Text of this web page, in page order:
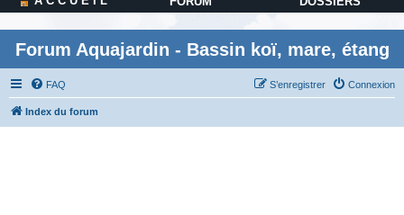
Forum Aquajardin - Bassin koï, mare, étang
FAQ Connexion
S’enregistrer
Index du forum